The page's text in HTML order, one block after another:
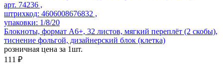
арт. 74236 ,
штрихкод: 4606008676832 ,
упаковки: 1/8/20
Блокноты, формат А6+, 32 листов, мягкий переплёт (2 скобы),
тиснение фольгой, дизайнерский блок (клетка)
розничная цена за 1шт.
111 ₽